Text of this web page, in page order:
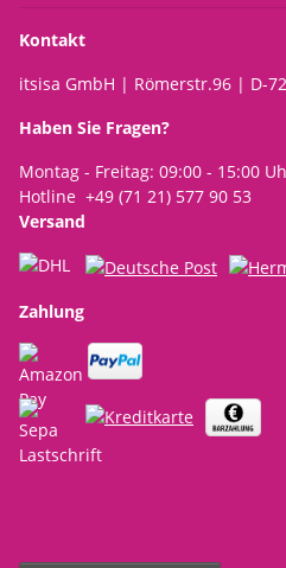
Kontakt
itsisa GmbH | Römerstr.96 | D-
Haben Sie Fragen?
Montag - Freitag: 09:00 - 15:00
Hotline +49 (71 21) 577 90 53
Versand
Zahlung